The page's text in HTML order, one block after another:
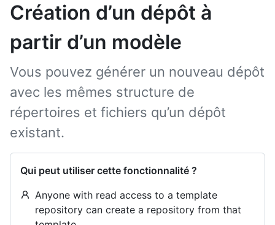
Création d’un dépôt à
partir d’un modèle
Vous pouvez générer un nouveau dépôt
avec les mêmes structure de
répertoires et fichiers qu’un dépôt
existant.
Qui peut utiliser cette fonctionnalité ?
Anyone with read access to a template
repository can create a repository from that